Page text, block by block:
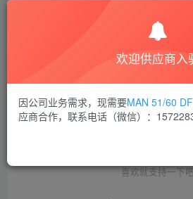
道测绘管理信息系统、船舶遇险紧急
THE END
喜欢就支持一下
欢迎供应商入
因公司业务需求，现需要MAN 51/60
应商合作，联系电话（微信）：